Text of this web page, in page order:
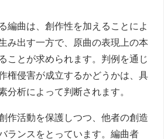
編曲は、創作性を加えることによ
み出す一方で、原曲の表現上の本
ことが求められます。判例を通じ
権侵害が成立するかどうかは、具
分析によって判断されます。
作活動を保護しつつ、他者の創造
ランスをとっています。編曲者